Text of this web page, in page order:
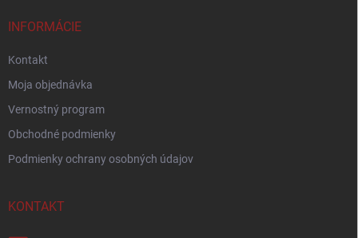
INFORMÁCIE
Kontakt
Moja objednávka
Vernostný program
Obchodné podmienky
Podmienky ochrany osobných údajov
KONTAKT